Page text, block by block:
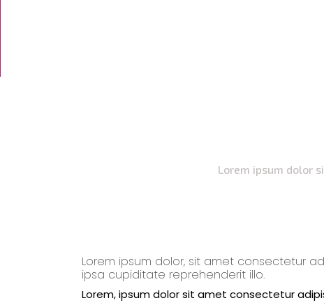
Lorem ipsum dolor
Lorem ipsum dolor, sit amet consectetur
ipsa cupiditate reprehenderit illo.
Lorem, ipsum dolor sit amet consectetur